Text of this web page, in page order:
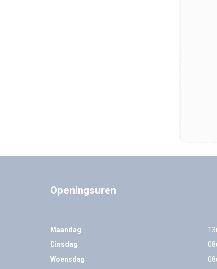
Openingsuren
Maandag
Dinsdag
Woensdag